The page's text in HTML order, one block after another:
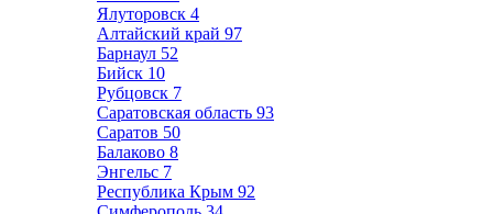
Ялуторовск 4
Алтайский край 97
Барнаул 52
Бийск 10
Рубцовск 7
Саратовская область 93
Саратов 50
Балаково 8
Энгельс 7
Республика Крым 92